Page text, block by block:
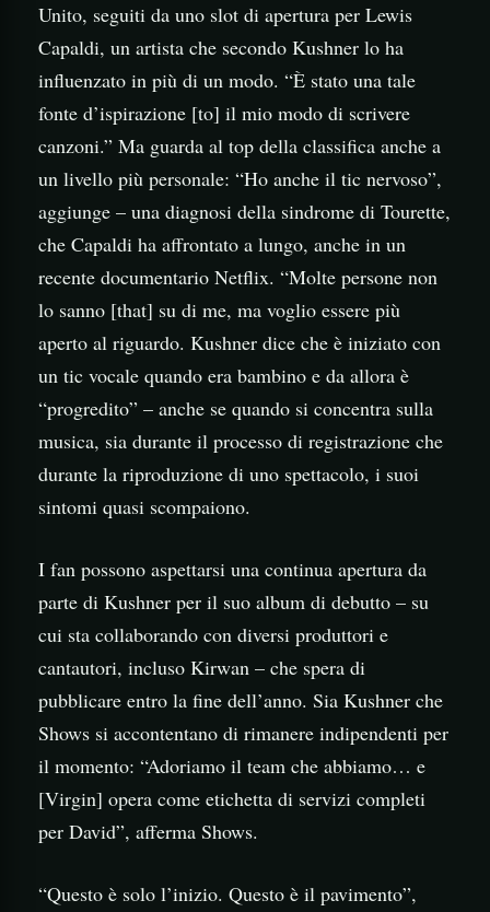
Unito, seguiti da uno slot di apertura per Lewis
Capaldi, un artista che secondo Kushner lo ha
influenzato in più di un modo. “È stato una tale
fonte d’ispirazione [to] il mio modo di scrivere
canzoni.” Ma guarda al top della classifica anche a
un livello più personale: “Ho anche il tic nervoso”,
aggiunge – una diagnosi della sindrome di Tourette,
che Capaldi ha affrontato a lungo, anche in un
recente documentario Netflix. “Molte persone non
lo sanno [that] su di me, ma voglio essere più
aperto al riguardo. Kushner dice che è iniziato con
un tic vocale quando era bambino e da allora è
“progredito” – anche se quando si concentra sulla
musica, sia durante il processo di registrazione che
durante la riproduzione di uno spettacolo, i suoi
sintomi quasi scompaiono.
I fan possono aspettarsi una continua apertura da
parte di Kushner per il suo album di debutto – su
cui sta collaborando con diversi produttori e
cantautori, incluso Kirwan – che spera di
pubblicare entro la fine dell’anno. Sia Kushner che
Shows si accontentano di rimanere indipendenti per
il momento: “Adoriamo il team che abbiamo… e
[Virgin] opera come etichetta di servizi completi
per David”, afferma Shows.
“Questo è solo l’inizio. Questo è il pavimento”,